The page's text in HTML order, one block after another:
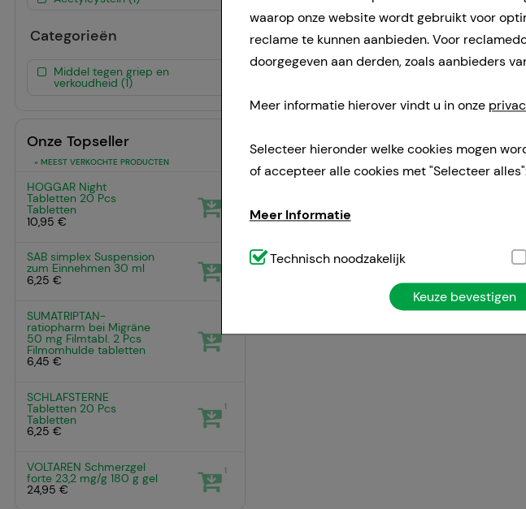
waarop onze website wordt gebruikt voor
reclame te kunnen aanbieden. Voor
doorgegeven aan derden, zoals aanbieders
Meer informatie hierover vindt u in onze
Selecteer hieronder welke cookies mogen
of accepteer alle cookies met "Selecteer
Meer Informatie
Technisch noodzakelijk:Dit zijn cookies die
website (bv. navigatie, winkelwagentje,
Technisch noodzakelijk
Keuze bevestigen
Categorieën
Middel tegen griep en
verkoudheid (1)
Onze Topseller
» MEEST VERKOCHTE PRODUCTEN
HOGGAR Night
Tabletten 20 Pcs
Tabletten
10,95 €
SAB simplex Suspension
zum Einnehmen30 ml
6,25 €
SUMATRIPTAN-
ratiopharm bei Migräne
50 mg Filmtabl. 2 Pcs
Filmomhulde tabletten
6,45 €
SCHLAFSTERNE
Tabletten 20 Pcs
Tabletten
6,25 €
1
VOLTAREN Schmerzgel
forte 23,2 mg/g180 ggel
24,95 €
1